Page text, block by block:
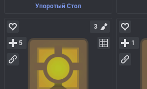
Упоротый Стол
5
3
1